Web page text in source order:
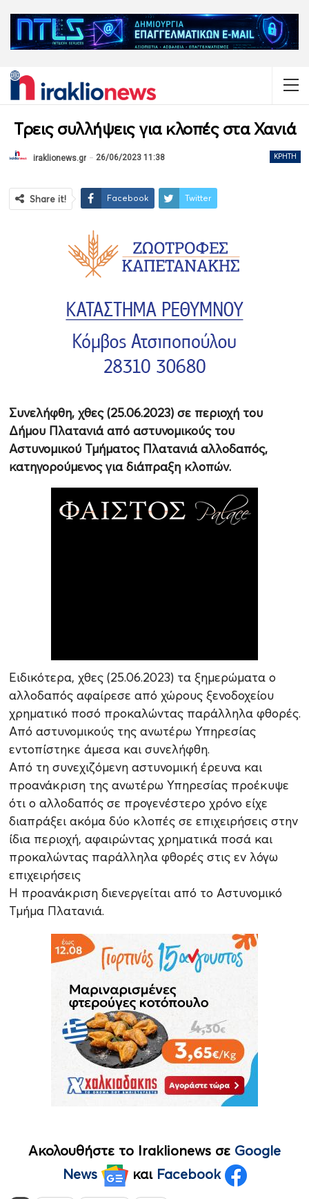
Τρεις συλλήψεις για κλοπές στα Χανιά
ΚΡΉΤΗ
iraklionews.gr 26/06/2023 11:38
Share it! Facebook Twitter
Συνελήφθη, χθες (25.06.2023) σε περιοχή του
Δήμου Πλατανιά από αστυνομικούς του
Αστυνομικού Τμήματος Πλατανιά αλλοδαπός,
κατηγορούμενος για διάπραξη κλοπών.
Ειδικότερα, χθες (25.06.2023) τα ξημερώματα ο
αλλοδαπός αφαίρεσε από χώρους ξενοδοχείου
χρηματικό ποσό προκαλώντας παράλληλα φθορές.
Από αστυνομικούς της ανωτέρω Υπηρεσίας
εντοπίστηκε άμεσα και συνελήφθη.
Από τη συνεχιζόμενη αστυνομική έρευνα και
προανάκριση της ανωτέρω Υπηρεσίας προέκυψε
ότι ο αλλοδαπός σε προγενέστερο χρόνο είχε
διαπράξει ακόμα δύο κλοπές σε επιχειρήσεις στην
ίδια περιοχή, αφαιρώντας χρηματικά ποσά και
προκαλώντας παράλληλα φθορές στις εν λόγω
επιχειρήσεις
Η προανάκριση διενεργείται από το Αστυνομικό
Τμήμα Πλατανιά.
Ακολουθήστε το Iraklionews σε Google
News
και Facebook